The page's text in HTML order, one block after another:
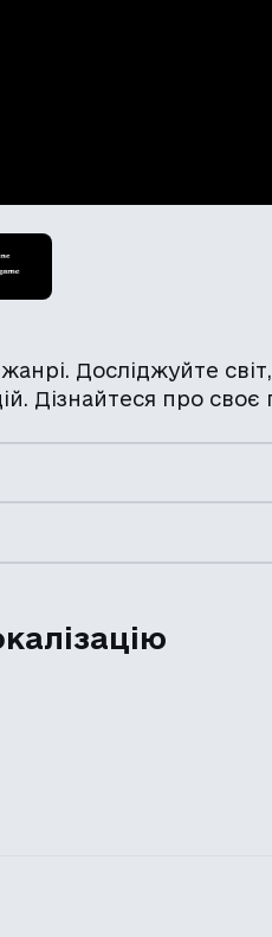
Досліджуйте
Дізнайтеся про своє